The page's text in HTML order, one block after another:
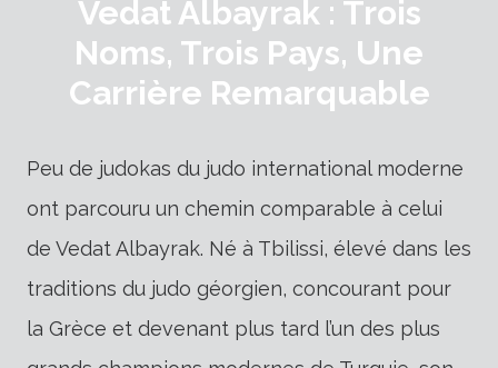
Vedat Albayrak : Trois
Noms, Trois Pays, Une
Carrière Remarquable
Peu de judokas du judo international moderne
ont parcouru un chemin comparable à celui
de Vedat Albayrak. Né à Tbilissi, élevé dans les
traditions du judo géorgien, concourant pour
la Grèce et devenant plus tard l’un des plus